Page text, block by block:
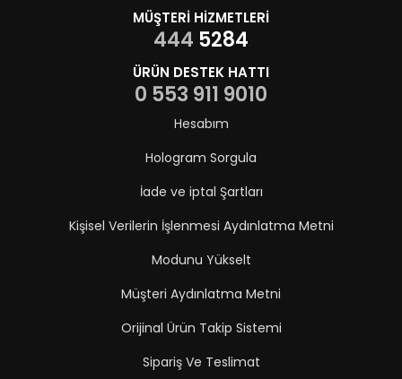
MÜŞTERİ HİZMETLERİ
444 5284
ÜRÜN DESTEK HATTI
0 553 911 9010
Hesabım
Hologram Sorgula
İade ve iptal Şartları
Kişisel Verilerin İşlenmesi Aydınlatma Metni
Modunu Yükselt
Müşteri Aydınlatma Metni
Orijinal Ürün Takip Sistemi
Sipariş Ve Teslimat